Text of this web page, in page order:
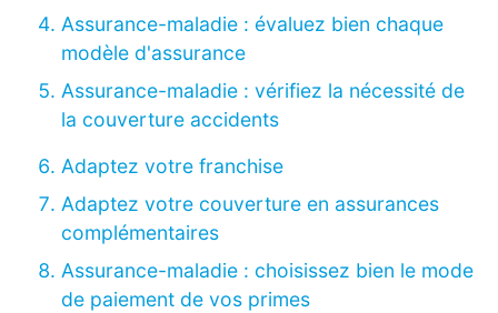
Assurance-maladie : évaluez bien chaque
modèle d'assurance
Assurance-maladie : vérifiez la nécessité de
la couverture accidents
Adaptez votre franchise
Adaptez votre couverture en assurances
complémentaires
Assurance-maladie : choisissez bien le mode
de paiement de vos primes